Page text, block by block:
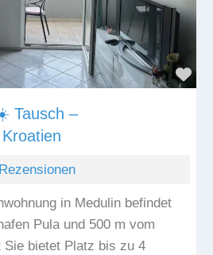
Tausch –
in Medulin befindet
Pula und 500 m vom
Sie bietet Platz bis zu 4